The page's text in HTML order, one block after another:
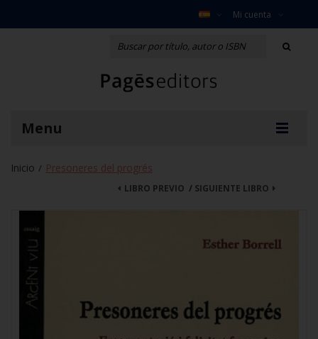
Mi cuenta
Menu
Inicio / Presoneres del progrés
SIGUIENTE LIBRO
LIBRO PREVIO /